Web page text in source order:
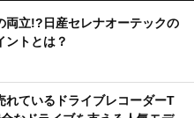
両立!?日産セレナオーテックの
ントとは？
れているドライブレコーダーT